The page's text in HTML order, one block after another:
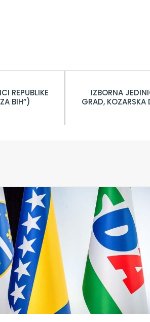
REPUBLIKE
BIH”)
IZBORNA
GRAD, KOZARSKA